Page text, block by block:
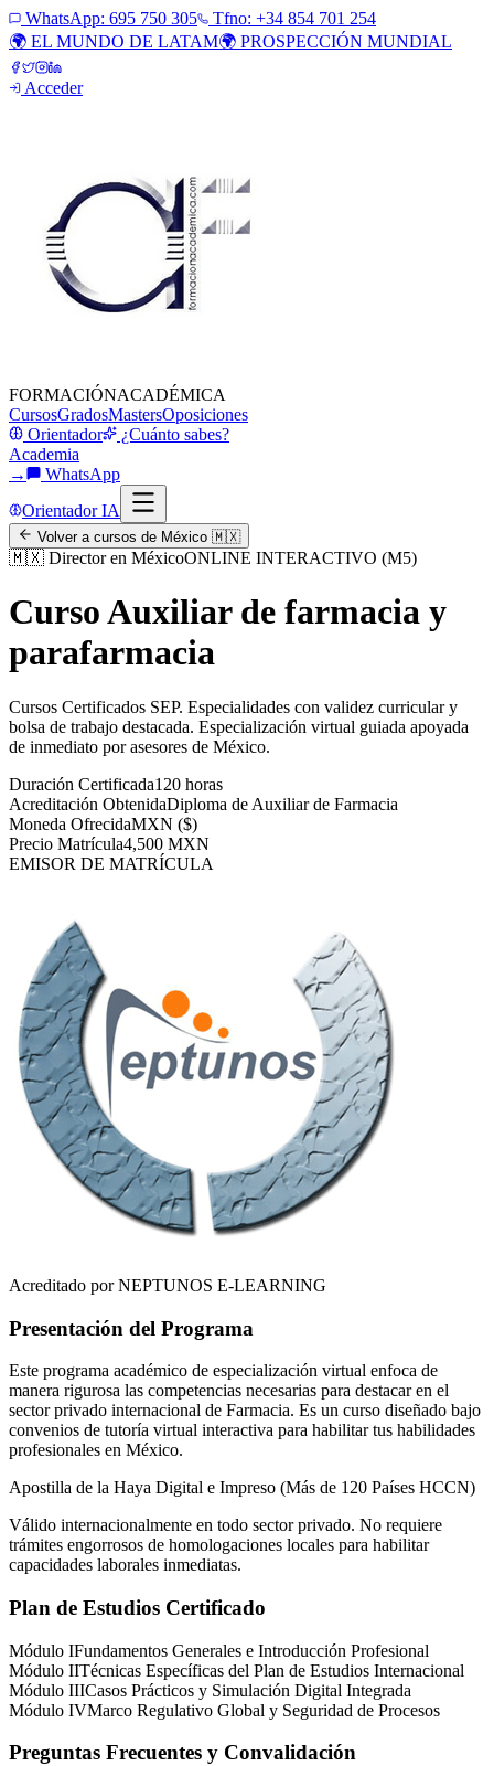
WhatsApp: 695 750 305
Tfno: +34 854 701 254
🌍 EL MUNDO DE LATAM🌍 PROSPECCIÓN MUNDIAL
Acceder
FORMACIÓNACADÉMICA
CursosGradosMastersOposiciones
Orientador
¿Cuánto sabes?
Academia
→
WhatsApp
Orientador IA
Volver a cursos de México 🇲🇽
🇲🇽 Director en MéxicoONLINE INTERACTIVO (M5)
Curso Auxiliar de farmacia y
parafarmacia
Cursos Certificados SEP. Especialidades con validez curricular y
bolsa de trabajo destacada. Especialización virtual guiada apoyada
de inmediato por asesores de México.
Duración Certificada120 horas
Acreditación ObtenidaDiploma de Auxiliar de Farmacia
Moneda OfrecidaMXN ($)
Precio Matrícula4,500 MXN
EMISOR DE MATRÍCULA
Acreditado por NEPTUNOS E-LEARNING
Presentación del Programa
Este programa académico de especialización virtual enfoca de
manera rigurosa las competencias necesarias para destacar en el
sector privado internacional de Farmacia. Es un curso diseñado bajo
convenios de tutoría virtual interactiva para habilitar tus habilidades
profesionales en México.
Apostilla de la Haya Digital e Impreso (Más de 120 Países HCCN)
Válido internacionalmente en todo sector privado. No requiere
trámites engorrosos de homologaciones locales para habilitar
capacidades laborales inmediatas.
Plan de Estudios Certificado
Módulo IFundamentos Generales e Introducción Profesional
Módulo IITécnicas Específicas del Plan de Estudios Internacional
Módulo IIICasos Prácticos y Simulación Digital Integrada
Módulo IVMarco Regulativo Global y Seguridad de Procesos
Preguntas Frecuentes y Convalidación